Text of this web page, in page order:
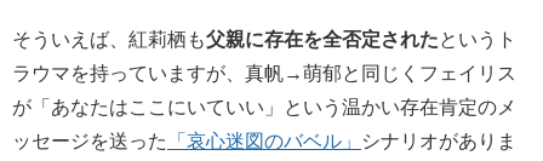
そういえば、紅莉栖も父親に存在を全否定されたというト
ラウマを持っていますが、真帆→萌郁と同じくフェイリス
が「あなたはここにいていい」という温かい存在肯定のメ
ッセージを送った
「哀心迷図のバベル」
シナリオがありま